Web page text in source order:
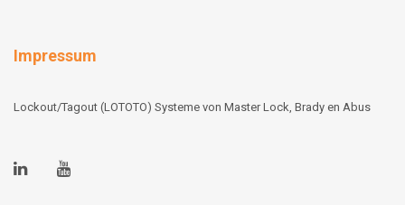
Impressum
Lockout/Tagout (LOTOTO) Systeme von Master Lock, Brady en Abus